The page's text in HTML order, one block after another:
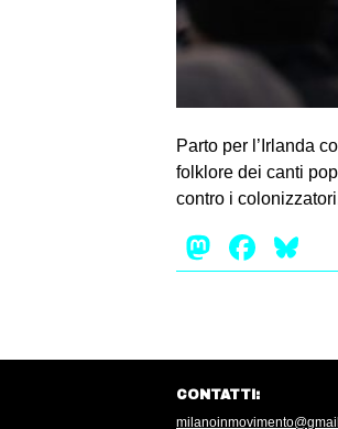
Parto per l’Irlanda
folklore dei canti
contro i
CONTATTI: